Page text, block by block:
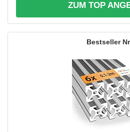
ZUM TOP